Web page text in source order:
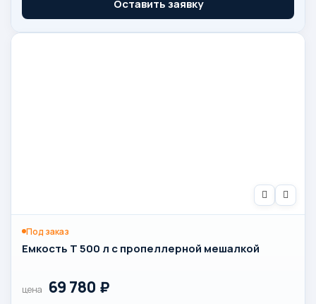
Оставить заявку
Под заказ
Емкость T 500 л с пропеллерной мешалкой
цена 69 780 ₽